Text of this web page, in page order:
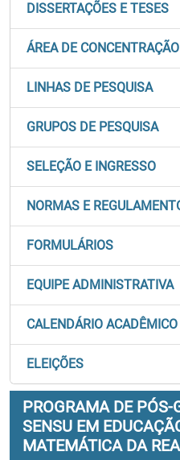
DISSERTAÇÕES E TESES
ÁREA DE CONCENTRAÇÃO
LINHAS DE PESQUISA
GRUPOS DE PESQUISA
SELEÇÃO E INGRESSO
NORMAS E
FORMULÁRIOS
EQUIPE ADMINISTRATIVA
CALENDÁRIO ACADÊMICO
ELEIÇÕES
PROGRAMA DE PÓS-
SENSU EM
MATEMÁTICA DA